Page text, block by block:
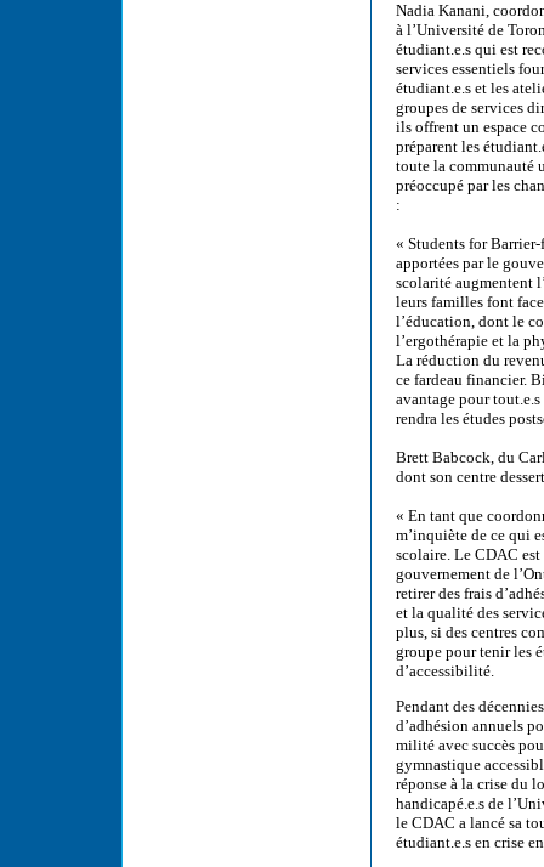
Nadia Kanani,
à l’Université de
étudiant.e.s qui est
services essentiels
étudiant.e.s et les
groupes de services
ils offrent un espace
préparent les
toute la communauté
préoccupé par les
:
« Students for
apportées par le
scolarité augmentent
leurs familles font
l’éducation, dont le
l’ergothérapie et la
La réduction du
ce fardeau financier.
avantage pour
rendra les études
Brett Babcock, du
dont son centre
« En tant que
m’inquiète de ce qui
scolaire. Le CDAC
gouvernement de
retirer des frais
et la qualité des
plus, si des centres
groupe pour tenir les
d’accessibilité.
Pendant des
d’adhésion annuels
milité avec succès
gymnastique
réponse à la crise du
handicapé.e.s de
le CDAC a lancé sa
étudiant.e.s en crise